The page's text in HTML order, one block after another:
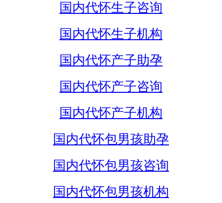
国内代怀生子咨询
国内代怀生子机构
国内代怀产子助孕
国内代怀产子咨询
国内代怀产子机构
国内代怀包男孩助孕
国内代怀包男孩咨询
国内代怀包男孩机构